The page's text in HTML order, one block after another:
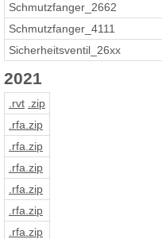
Schmutzfanger_2662
Schmutzfanger_4111
Sicherheitsventil_26xx
2021
.rvt .zip
.rfa .zip
.rfa .zip
.rfa .zip
.rfa .zip
.rfa .zip
.rfa .zip